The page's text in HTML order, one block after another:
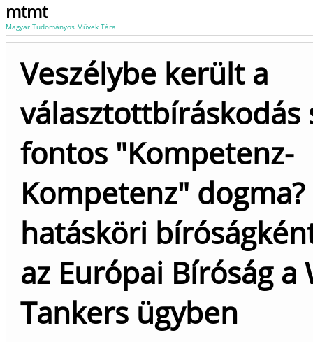
mtmt
Magyar Tudományos Művek Tára
Veszélybe került a
választottbíráskodás
fontos "Kompetenz-
Kompetenz" dogma?
hatásköri
az Európai Bíróság a
Tankers ügyben